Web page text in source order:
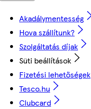
Akadálymentesség
Hova szállítunk?
Szolgáltatás díjak
Süti beállítások
Fizetési lehetőségek
Tesco.hu
Clubcard